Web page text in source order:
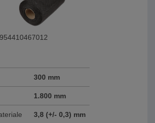
300 mm
1.800 mm
3,8 (+/- 0,3) mm